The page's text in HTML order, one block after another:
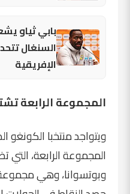
بابي ثياو
السنغال
الإفريقية
المجموعة الرابعة
ويتواجد منتخبا الكونغو
المجموعة الرابعة،
وبوتسوانا، وهي